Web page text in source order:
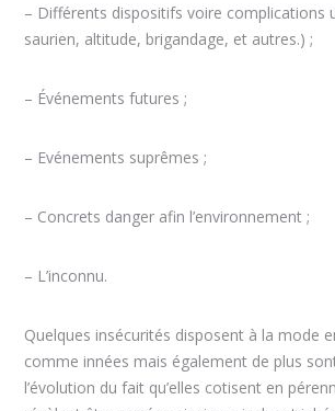
– Différents dispositifs voire complications
saurien, altitude, brigandage, et autres.) ;
– Événements futures ;
– Evénements suprêmes ;
– Concrets danger afin l’environnement ;
– L’inconnu.
Quelques insécurités disposent à la mode
comme innées mais également de plus
l’évolution du fait qu’elles cotisent en